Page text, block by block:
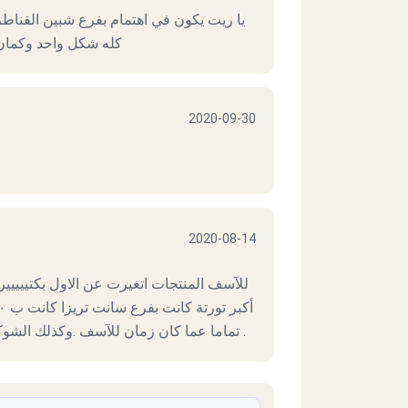
يا ريت يكون في اهتمام بفرع شبين
كله شكل واحد
2020-09-30
2020-08-14
للآسف المنتجات اتغيرت عن الاول
تماما عما كان زمان للآسف .وكذلك الشوكولاتة الامبلاج طعمها كان سييء للغاية .